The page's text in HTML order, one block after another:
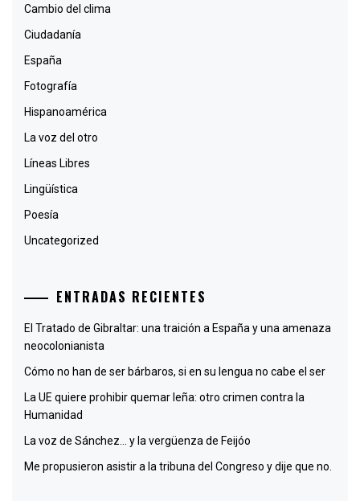
Cambio del clima
Ciudadanía
España
Fotografía
Hispanoamérica
La voz del otro
Líneas Libres
Lingüística
Poesía
Uncategorized
ENTRADAS RECIENTES
El Tratado de Gibraltar: una traición a España y una amenaza
neocolonianista
Cómo no han de ser bárbaros, si en su lengua no cabe el ser
La UE quiere prohibir quemar leña: otro crimen contra la
Humanidad
La voz de Sánchez… y la vergüenza de Feijóo
Me propusieron asistir a la tribuna del Congreso y dije que no.